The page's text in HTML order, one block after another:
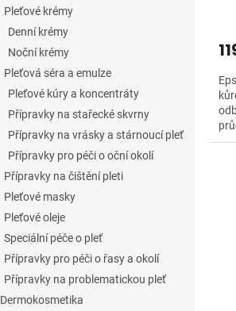
Pleťové krémy
Denní krémy
Noční krémy
Pleťová séra a emulze
Pleťové kúry a koncentráty
Přípravky na stařecké skvrny
Přípravky na vrásky a stárnoucí pleť
Přípravky pro péči o oční okolí
Přípravky na čištění pleti
Pleťové masky
Pleťové oleje
Speciální péče o pleť
Přípravky pro péči o řasy a okolí
Přípravky na problematickou pleť
Dermokosmetika